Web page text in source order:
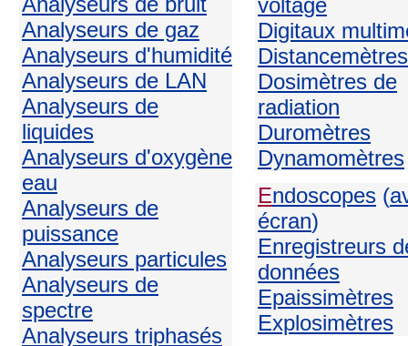
Analyseurs de gaz
Analyseurs d'humidité
Analyseurs de LAN
Analyseurs de
liquides
Analyseurs d'oxygène
eau
Analyseurs de
puissance
Analyseurs particules
Analyseurs de
spectre
Analyseurs triphasés
voltage
Digitaux
Distancemètres
Dosimètres de
radiation
Duromètres
Dynamomètres
Endoscopes (
écran)
Enregistreurs
données
Epaissimètres
Explosimètres